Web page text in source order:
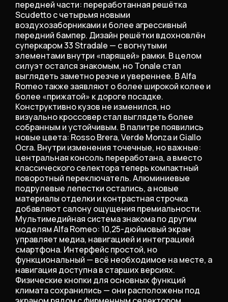
передней части: переработанная решётка
Scudetto с четырьмя новыми
воздухозаборниками и более агрессивный
передний бампер. Дизайн решётки вдохновлён
суперкаром 33 Stradale — с вогнутыми
элементами внутри «парящей» рамки. В целом
силуэт остался знакомым, но Tonale стал
выглядеть заметно резче и увереннее. В Alfa
Romeo также заявляют о более широкой колее и
более «прижатой» к дороге посадке.
Конструктивно кузов не изменился, но
визуально кроссовер стал выглядеть более
собранным и устойчивым. В палитре появились
новые цвета: Rosso Brera, Verde Monza и Giallo
Ocra. Внутри изменения точечные, но важные:
центральная консоль переработана, а вместо
классического селектора теперь компактный
поворотный переключатель. Алюминиевые
подрулевые лепестки остались, а новые
материалы отделки и контрастная строчка
добавляют салону ощущения премиальности.
Мультимедийная система знакома по другим
моделям Alfa Romeo: 10,25-дюймовый экран
управляет медиа, навигацией и интеграцией
смартфона. Интерфейс простой, но
функциональный — всё необходимое на месте, а
навигация доступна в старших версиях.
Физические кнопки для основных функций
климата сохранились — они расположены под